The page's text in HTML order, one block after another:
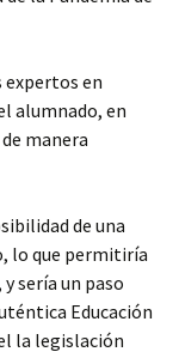
en
alumnado, en
manera
de una
lo que permitiría
sería un paso
Educación
la legislación